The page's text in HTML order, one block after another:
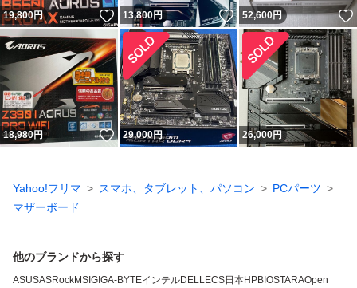
19,800円 いいね！
13,800円 いいね！
52,600円
18,980円 いいね！
29,000円 26,000円
Yahoo!フリマ スマホ、タブレット、パソコン
PCパーツ
マザーボード
他のブランドから探す
ASUSASRockMSI GIGA-BYTEインテルDELLECS日本HPBIOSTARAOpen